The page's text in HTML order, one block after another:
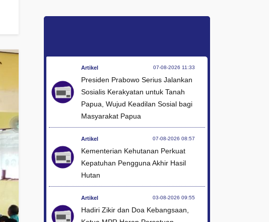
Artikel 07-08-2026 11:33
Presiden Prabowo Serius Jalankan
Sosialis Kerakyatan untuk Tanah
Papua, Wujud Keadilan Sosial bagi
Masyarakat Papua
Artikel 07-08-2026 08:57
Kementerian Kehutanan Perkuat
Kepatuhan Pengguna Akhir Hasil
Hutan
Artikel 03-08-2026 09:55
Hadiri Zikir dan Doa Kebangsaan,